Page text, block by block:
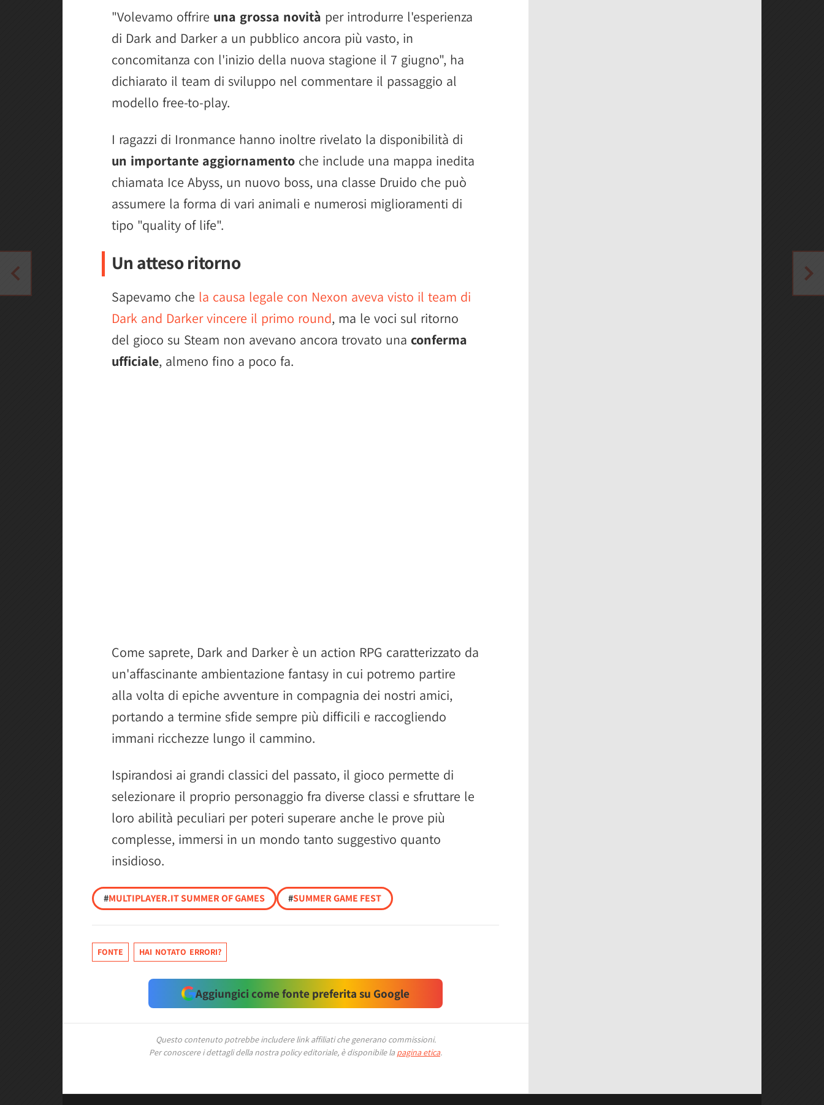
"Volevamo offrire una grossa novità per introdurre l'esperienza
di Dark and Darker a un pubblico ancora più vasto, in
concomitanza con l'inizio della nuova stagione il 7 giugno", ha
dichiarato il team di sviluppo nel commentare il passaggio al
modello free-to-play.
I ragazzi di Ironmance hanno inoltre rivelato la disponibilità di
un importante aggiornamento che include una mappa inedita
chiamata Ice Abyss, un nuovo boss, una classe Druido che può
assumere la forma di vari animali e numerosi miglioramenti di
tipo "quality of life".
Un atteso ritorno
Sapevamo che la causa legale con Nexon aveva visto il team di
Dark and Darker vincere il primo round, ma le voci sul ritorno
del gioco su Steam non avevano ancora trovato una conferma
ufficiale, almeno fino a poco fa.
Come saprete, Dark and Darker è un action RPG caratterizzato da
un'affascinante ambientazione fantasy in cui potremo partire
alla volta di epiche avventure in compagnia dei nostri amici,
portando a termine sfide sempre più difficili e raccogliendo
immani ricchezze lungo il cammino.
Ispirandosi ai grandi classici del passato, il gioco permette di
selezionare il proprio personaggio fra diverse classi e sfruttare le
loro abilità peculiari per poteri superare anche le prove più
complesse, immersi in un mondo tanto suggestivo quanto
insidioso.
#MULTIPLAYER.IT SUMMER OF GAMES #SUMMER GAME FEST
FONTE HAI NOTATO ERRORI?
Aggiungici come fonte preferita su Google
Questo contenuto potrebbe includere link affiliati che generano commissioni.
Per conoscere i dettagli della nostra policy editoriale, è disponibile la pagina etica.